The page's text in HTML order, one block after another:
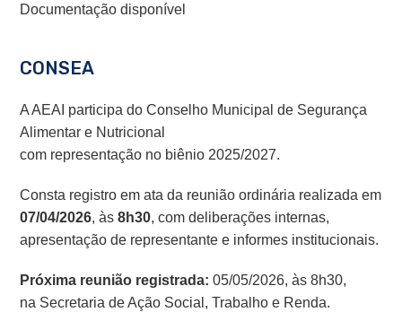
Documentação disponível
CONSEA
A AEAI participa do Conselho Municipal de Segurança
Alimentar e Nutricional
com representação no biênio 2025/2027.
Consta registro em ata da reunião ordinária realizada em
07/04/2026, às8h30, com deliberações internas,
apresentação de representante e informes institucionais.
Próxima reunião registrada: 05/05/2026, às 8h30,
na Secretaria de Ação Social, Trabalho e Renda.